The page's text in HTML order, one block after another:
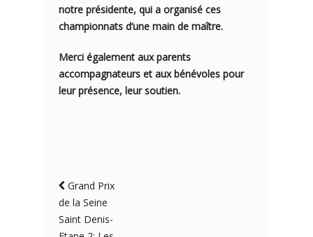
notre présidente, qui a organisé ces
championnats d’une main de maître.
Merci également aux parents
accompagnateurs et aux bénévoles pour
leur présence, leur soutien.
Grand Prix
de la Seine
Saint Denis-